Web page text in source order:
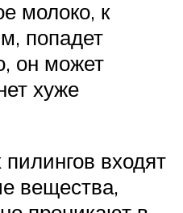
молоко, к
попадет
он может
хуже
пилингов входят
вещества,